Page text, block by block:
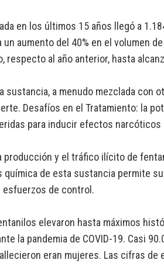
en los últimos 15 años llegó a
un aumento del 40% en el volumen
respecto al año anterior, hasta
sustancia, a menudo mezclada con
Desafíos en el Tratamiento: la
para inducir efectos
producción y el tráfico ilícito de
de esta sustancia permite
de control.
elevaron hasta máximos
la pandemia de COVID-19. Casi
eran mujeres. Las cifras